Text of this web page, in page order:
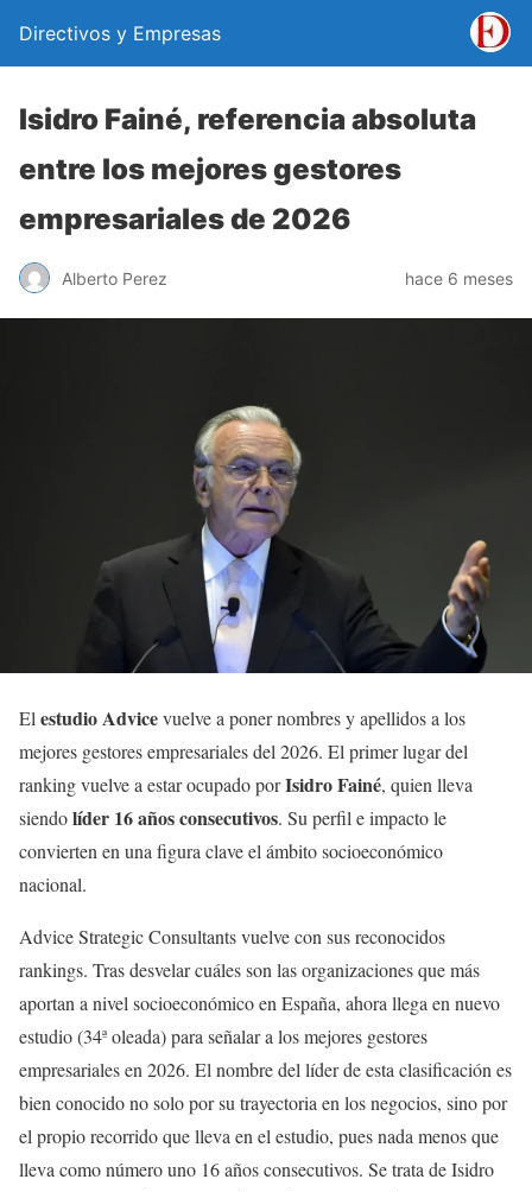
Directivos y Empresas
Isidro Fainé, referencia absoluta
entre los mejores gestores
empresariales de 2026
Alberto Perez hace 6 meses
El estudio Advicevuelve a poner nombres y apellidos a los
mejores gestores empresariales del 2026. El primer lugar del
ranking vuelve a estar ocupado porIsidro Fainé, quien lleva
siendolíder 16 años consecutivos. Su perfil e impacto le
convierten en una figura clave el ámbito socioeconómico
nacional.
Advice Strategic Consultants vuelve con sus reconocidos
rankings. Tras desvelar cuáles son las organizaciones que más
aportan a nivel socioeconómico en España, ahora llega en nuevo
estudio (34ª oleada) para señalar a los mejores gestores
empresariales en 2026. El nombre del líder de esta clasificación es
bien conocido no solo por su trayectoria en los negocios, sino por
el propio recorrido que lleva en el estudio, pues nada menos que
lleva como número uno 16 años consecutivos. Se trata de Isidro